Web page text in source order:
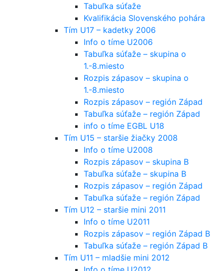
Tabuľka súťaže
Kvalifikácia Slovenského pohára
Tím U17 – kadetky 2006
Info o tíme U2006
Tabuľka súťaže – skupina o
1.-8.miesto
Rozpis zápasov – skupina o
1.-8.miesto
Rozpis zápasov – región Západ
Tabuľka súťaže – región Západ
info o tíme EGBL U18
Tím U15 – staršie žiačky 2008
Info o tíme U2008
Rozpis zápasov – skupina B
Tabuľka súťaže – skupina B
Rozpis zápasov – región Západ
Tabuľka súťaže – región Západ
Tím U12 – staršie mini 2011
Info o tíme U2011
Rozpis zápasov – región Západ B
Tabuľka súťaže – región Západ B
Tím U11 – mladšie mini 2012